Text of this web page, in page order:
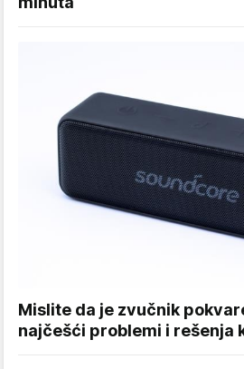
Mislite da je zvučnik
najčešći problemi i rešenja